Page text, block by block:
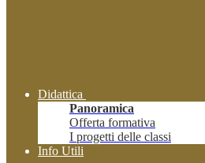
Didattica
Panoramica
Offerta formativa
I progetti delle classi
Info Utili